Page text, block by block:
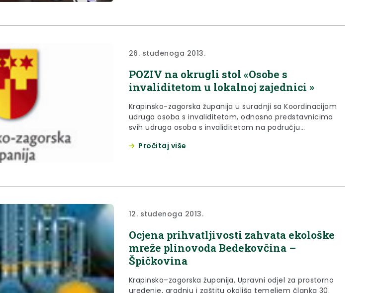
26. studenoga 2013.
POZIV na okrugli stol «Osobe s
invaliditetom u lokalnoj zajednici »
Krapinsko-zagorska županija u suradnji sa Koordinacijom
udruga osoba s invaliditetom, odnosno predstavnicima
svih udruga osoba s invaliditetom na području
povodom Međunarodnog dana osoba s invaliditetom
Pročitaj više
12. studenoga 2013.
Ocjena prihvatljivosti zahvata ekološke
mreže plinovoda Bedekovčina –
Špičkovina
Krapinsko–zagorska županija, Upravni odjel za prostorno
uređenje, gradnju i zaštitu okoliša temeljem članka 30.